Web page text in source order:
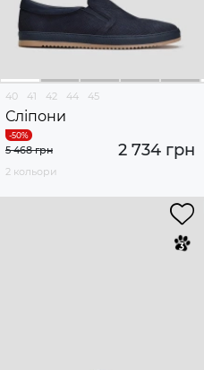
40 41 42 44 45
Сліпони
2 734 грн
5 468 грн
2 кольори